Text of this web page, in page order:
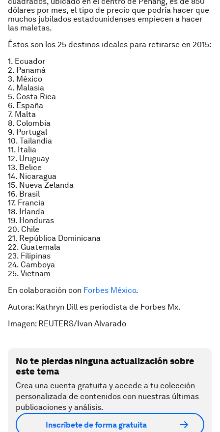
dólares por mes, el tipo de precio que podría hacer que
muchos jubilados estadounidenses empiecen a hacer
las maletas.
Éstos son los 25 destinos ideales para retirarse en 2015:
1. Ecuador
2. Panamá
3. México
4. Malasia
5. Costa Rica
6. España
7. Malta
8. Colombia
9. Portugal
10. Tailandia
11. Italia
12. Uruguay
13. Belice
14. Nicaragua
15. Nueva Zelanda
16. Brasil
17. Francia
18. Irlanda
19. Honduras
20. Chile
21. República Dominicana
22. Guatemala
23. Filipinas
24. Camboya
25. Vietnam
En colaboración con Forbes México.
Autora: Kathryn Dill es periodista de Forbes Mx.
Imagen: REUTERS/Ivan Alvarado
No te pierdas ninguna actualización sobre
este tema
Crea una cuenta gratuita y accede a tu colección
personalizada de contenidos con nuestras últimas
publicaciones y análisis.
Inscríbete de forma gratuita